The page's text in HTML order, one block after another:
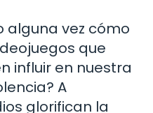
alguna vez cómo
que
influir en nuestra
A
glorifican la